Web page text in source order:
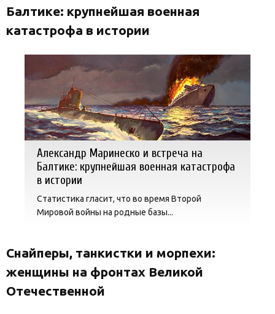
Балтике: крупнейшая военная
катастрофа в истории
Александр Маринеско и встреча на
Балтике: крупнейшая военная катастрофа
в истории
Статистика гласит, что во время Второй
Мировой войны на родные базы...
Снайперы, танкистки и морпехи:
женщины на фронтах Великой
Отечественной